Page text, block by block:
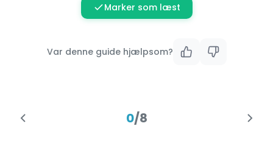
Marker som læst
Var denne guide hjælpsom?
0/8